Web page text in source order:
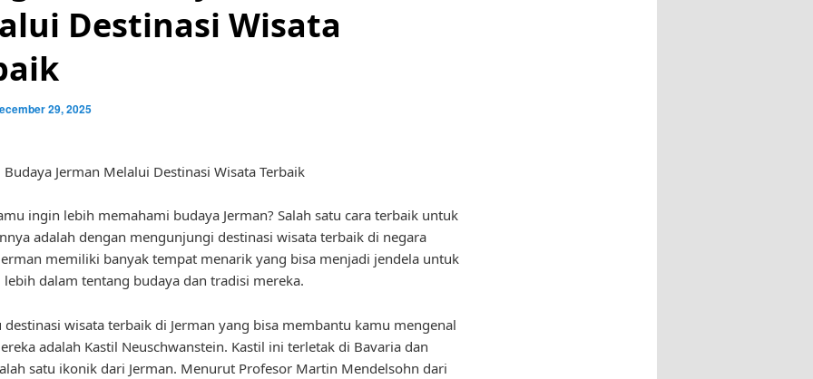
Destinasi Wisata
29, 2025
Jerman Melalui Destinasi Wisata Terbaik
ingin lebih memahami budaya Jerman? Salah satu cara terbaik untuk
adalah dengan mengunjungi destinasi wisata terbaik di negara
memiliki banyak tempat menarik yang bisa menjadi jendela untuk
lebih dalam tentang budaya dan tradisi mereka.
destinasi wisata terbaik di Jerman yang bisa membantu kamu mengenal
adalah Kastil Neuschwanstein. Kastil ini terletak di Bavaria dan
satu ikonik dari Jerman. Menurut Profesor Martin Mendelsohn dari